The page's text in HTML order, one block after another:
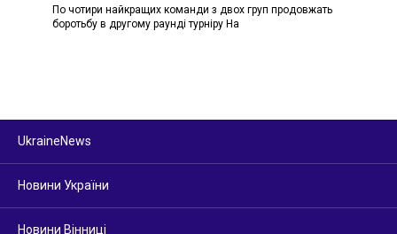
По чотири найкращих команди з двох груп продовжать
боротьбу в другому раунді турніру На
UkraineNews
Новини України
Новини Вінниці